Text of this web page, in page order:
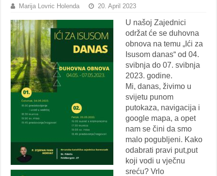
Marija Lovric Holenda 20. April 2023
U našoj Zajednici
održat će se duhovna
obnova na temu „Ići za
Isusom danas“ od 04.
svibnja do 07. svibnja
2023. godine.
Mi, danas, živimo u
svijetu punom
putokaza, navigacija i
google mapa, a opet
nam se čini da smo
malo pogubljeni. Kako
odabrati pravi put,put
koji vodi u vječnu
sreću? Vrlo